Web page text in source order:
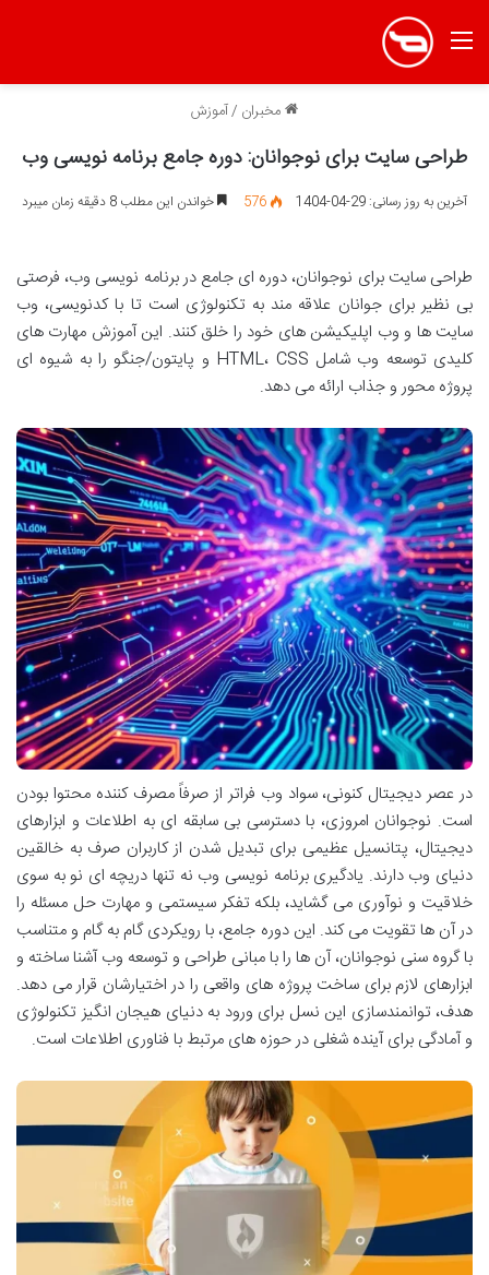
منو
مخبران /آموزش
طراحی سایت برای نوجوانان: دوره جامع برنامه نویسی وب
آخرین به روز رسانی: 29-04-1404 576 خواندن این مطلب 8 دقیقه زمان میبرد
طراحی سایت برای نوجوانان، دوره ای جامع در برنامه نویسی وب، فرصتی
بی نظیر برای جوانان علاقه مند به تکنولوژی است تا با کدنویسی، وب
سایت ها و وب اپلیکیشن های خود را خلق کنند. این آموزش مهارت های
کلیدی توسعه وب شامل HTML، CSS و پایتون/جنگو را به شیوه ای
پروژه محور و جذاب ارائه می دهد.
در عصر دیجیتال کنونی، سواد وب فراتر از صرفاً مصرف کننده محتوا بودن
است. نوجوانان امروزی، با دسترسی بی سابقه ای به اطلاعات و ابزارهای
دیجیتال، پتانسیل عظیمی برای تبدیل شدن از کاربران صرف به خالقین
دنیای وب دارند. یادگیری برنامه نویسی وب نه تنها دریچه ای نو به سوی
خلاقیت و نوآوری می گشاید، بلکه تفکر سیستمی و مهارت حل مسئله را
در آن ها تقویت می کند. این دوره جامع، با رویکردی گام به گام و متناسب
با گروه سنی نوجوانان، آن ها را با مبانی طراحی و توسعه وب آشنا ساخته و
ابزارهای لازم برای ساخت پروژه های واقعی را در اختیارشان قرار می دهد.
هدف، توانمندسازی این نسل برای ورود به دنیای هیجان انگیز تکنولوژی
و آمادگی برای آینده شغلی در حوزه های مرتبط با فناوری اطلاعات است.